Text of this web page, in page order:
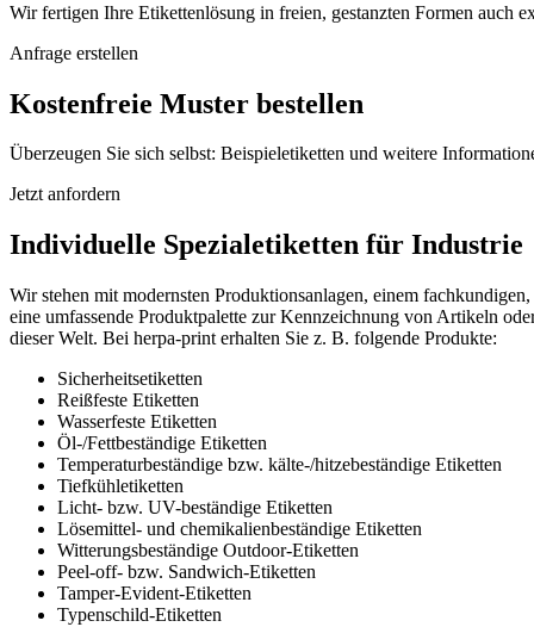
Wir fertigen Ihre Etikettenlösung in freien, gestanzten Formen auch
Anfrage erstellen
Kostenfreie Muster bestellen
Überzeugen Sie sich selbst: Beispieletiketten und weitere
Jetzt anfordern
Individuelle Spezialetiketten für Industrie
Wir stehen mit modernsten Produktionsanlagen, einem
eine umfassende Produktpalette zur Kennzeichnung von Artikeln
dieser Welt. Bei herpa-print erhalten Sie z. B. folgende Produkte:
Sicherheitsetiketten
Reißfeste Etiketten
Wasserfeste Etiketten
Öl-/Fettbeständige Etiketten
Temperaturbeständige bzw. kälte-/hitzebeständige Etiketten
Tiefkühletiketten
Licht- bzw. UV-beständige Etiketten
Lösemittel- und chemikalienbeständige Etiketten
Witterungsbeständige Outdoor-Etiketten
Peel-off- bzw. Sandwich-Etiketten
Tamper-Evident-Etiketten
Typenschild-Etiketten